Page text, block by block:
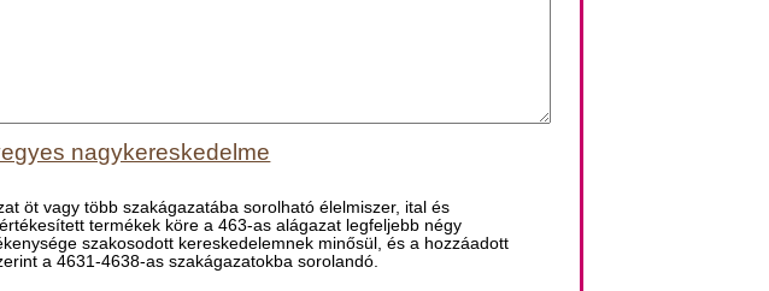
nagykereskedelme
öt vagy több szakágazatába sorolható élelmiszer, ital és
termékek köre a 463-as alágazat legfeljebb négy
szakosodott kereskedelemnek minősül, és a hozzáadott
a 4631-4638-as szakágazatokba sorolandó.